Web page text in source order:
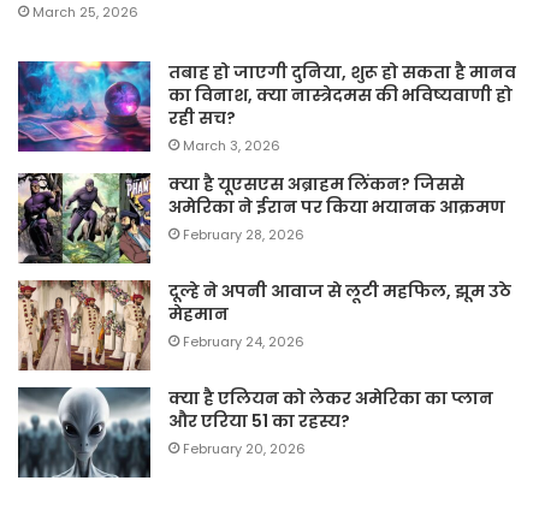
March 25, 2026
तबाह हो जाएगी दुनिया, शुरू हो सकता है मानव
का विनाश, क्या नास्त्रेदमस की भविष्यवाणी हो
रही सच?
March 3, 2026
क्या है यूएसएस अब्राहम लिंकन? जिससे
अमेरिका ने ईरान पर किया भयानक आक्रमण
February 28, 2026
दूल्हे ने अपनी आवाज से लूटी महफिल, झूम उठे
मेहमान
February 24, 2026
क्या है एलियन को लेकर अमेरिका का प्लान
और एरिया 51 का रहस्य?
February 20, 2026